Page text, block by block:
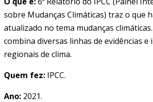
sobre Mudanças Climáticas) traz o que
atualizado no tema mudanças
combina diversas linhas de evidências e
regionais de clima.
Quem fez: IPCC.
Ano: 2021.